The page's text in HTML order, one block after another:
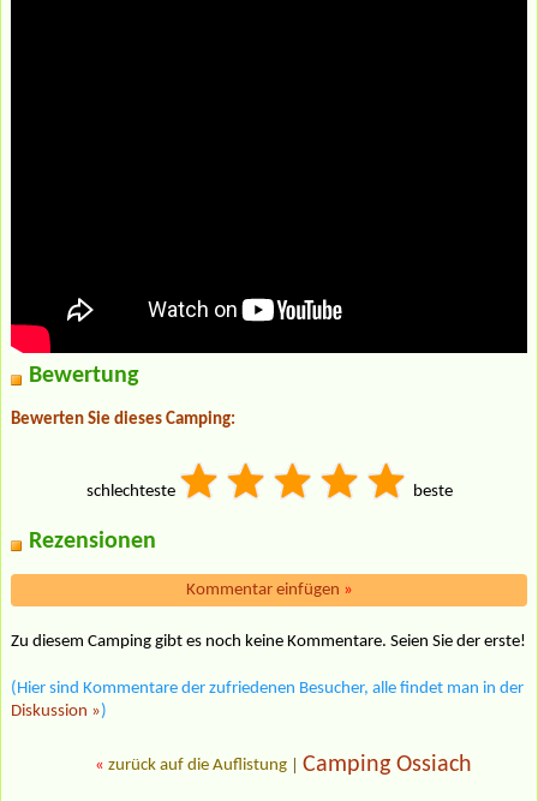
Bewertung
Bewerten Sie dieses Camping:
schlechteste beste
Rezensionen
Kommentar einfügen »
Zu diesem Camping gibt es noch keine Kommentare. Seien Sie der erste!
(Hier sind Kommentare der zufriedenen Besucher, alle findet man in der
Diskussion »)
« zurück auf die Auflistung Camping Ossiach